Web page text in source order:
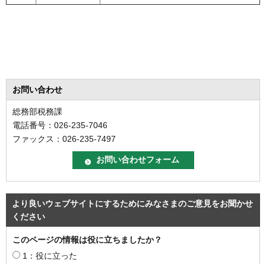
お問い合わせ
総務部税務課
電話番号：026-235-7046
ファックス：026-235-7497
より良いウェブサイトにするためにみなさまのご意見をお聞かせ
ください
このページの情報は役に立ちましたか？
1：役に立った